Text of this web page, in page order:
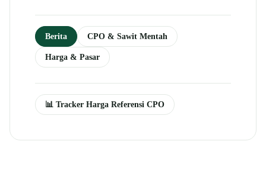
Berita CPO & Sawit Mentah
Harga & Pasar
📊 Tracker Harga Referensi CPO